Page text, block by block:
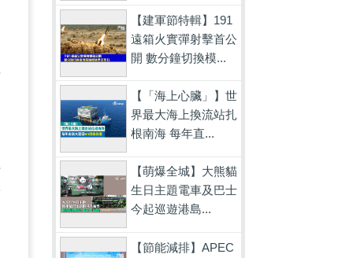
【建軍節特輯】191
遠箱火實彈射擊首公
開 數分鐘切換模...
【「海上心臟」】世
界最大海上換流站扎
根南海 每年直...
【萌爆全城】大熊貓
生日主題電車及巴士
今起巡遊港島...
【節能減排】APEC